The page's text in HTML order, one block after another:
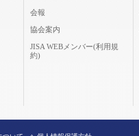
会報
協会案内
JISA WEBメンバー(利用規
約)